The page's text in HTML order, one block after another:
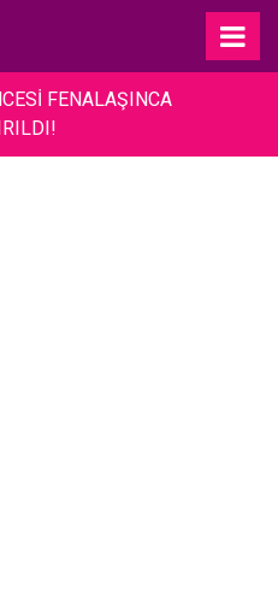
FENALAŞINCA